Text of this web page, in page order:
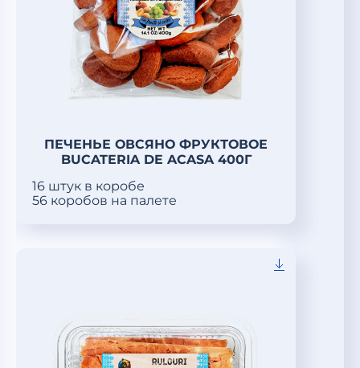
ПЕЧЕНЬЕ ОВСЯНО ФРУКТОВОЕ
BUCATERIA DE ACASA 400Г
16 штук в коробе
56 коробов на палете